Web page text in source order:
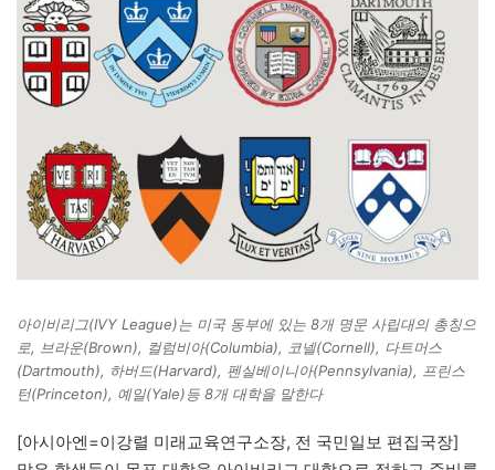
아이비리그(IVY League)는 미국 동부에 있는 8개 명문 사립대의 총칭으
로, 브라운(Brown), 컬럼비아(Columbia), 코넬(Cornell), 다트머스
(Dartmouth), 하버드(Harvard), 펜실베이니아(Pennsylvania), 프린스
턴(Princeton), 예일(Yale)등 8개 대학을 말한다
[아시아엔=이강렬 미래교육연구소장, 전 국민일보 편집국장]